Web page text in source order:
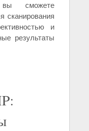
вы сможете
сканирования
и
результаты